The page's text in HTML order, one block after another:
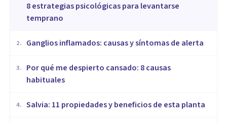
8 estrategias psicológicas para levantarse
temprano
2. Ganglios inflamados: causas y síntomas de alerta
3.
Por qué me despierto cansado: 8 causas
habituales
4. Salvia: 11 propiedades y beneficios de esta planta